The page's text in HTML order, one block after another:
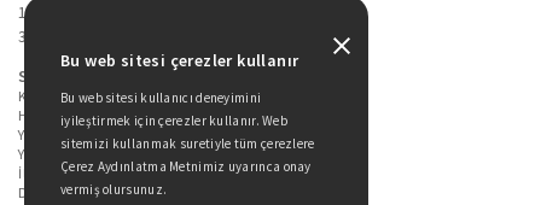
19 Mayıs Cad. Golden Plaza No:1 Kat:10
34360 / Şişli / İstanbul
Sitede Yer Alan Sayfalar
Kitaplarımız
Hakkımızda
Yazarlarımız
Yazar Adayları İçin
İletişim
Duygu Asena Roman Ödülü
Bu web sitesi çerezler kullanır
Bu web sitesi kullanıcı deneyimini
iyileştirmek için çerezler kullanır. Web
sitemizi kullanmak suretiyle tüm çerezlere
Çerez Aydınlatma Metnimiz uyarınca onay
vermiş olursunuz.